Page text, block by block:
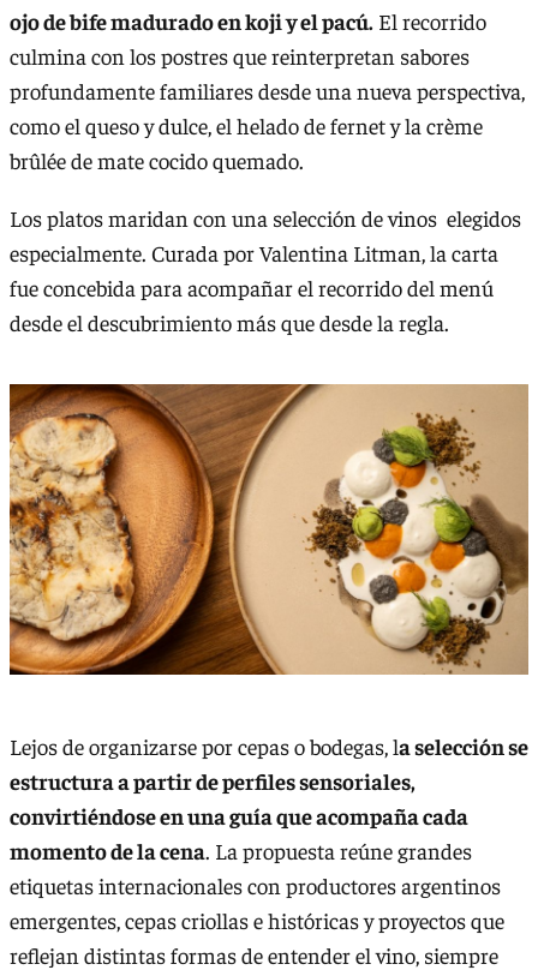
ojo de bife madurado en koji y el pacú. El recorrido
culmina con los postres que reinterpretan sabores
profundamente familiares desde una nueva perspectiva,
como el queso y dulce, el helado de fernet y la crème
brûlée de mate cocido quemado.
Los platos maridan con una selección de vinos elegidos
especialmente. Curada por Valentina Litman, la carta
fue concebida para acompañar el recorrido del menú
desde el descubrimiento más que desde la regla.
Lejos de organizarse por cepas o bodegas, la selección se
estructura a partir de perfiles sensoriales,
convirtiéndose en una guía que acompaña cada
momento de la cena. La propuesta reúne grandes
etiquetas internacionales con productores argentinos
emergentes, cepas criollas e históricas y proyectos que
reflejan distintas formas de entender el vino, siempre